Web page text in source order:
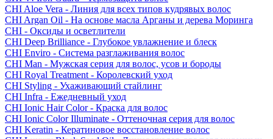
CHI Aloe Vera - Линия для всех типов кудрявых волос
CHI Argan Oil - На основе масла Арганы и дерева Моринга
CHI - Оксиды и осветлители
CHI Deep Brilliance - Глубокое увлажнение и блеск
CHI Enviro - Система разглаживания волос
CHI Man - Мужская серия для волос, усов и бороды
CHI Royal Treatment - Королевский уход
CHI Styling - Ухаживающий стайлинг
CHI Infra - Ежедневный уход
CHI Ionic Hair Color - Краска для волос
CHI Ionic Color Illuminate - Оттеночная серия для волос
CHI Keratin - Кератиновое восстановление волос